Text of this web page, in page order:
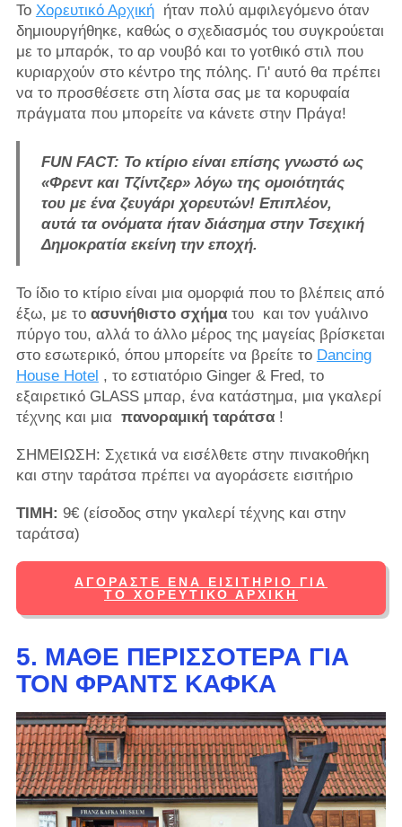
Το Χορευτικό Αρχικήήταν πολύ αμφιλεγόμενο όταν
δημιουργήθηκε, καθώς ο σχεδιασμός του συγκρούεται
με το μπαρόκ, το αρ νουβό και το γοτθικό στιλ που
κυριαρχούν στο κέντρο της πόλης. Γι' αυτό θα πρέπει
να το προσθέσετε στη λίστα σας με τα κορυφαία
πράγματα που μπορείτε να κάνετε στην Πράγα!
FUN FACT: Το κτίριο είναι επίσης γνωστό ως
«Φρεντ και Τζίντζερ» λόγω της ομοιότητάς
του με ένα ζευγάρι χορευτών! Επιπλέον,
αυτά τα ονόματα ήταν διάσημα στην Τσεχική
Δημοκρατία εκείνη την εποχή.
Το ίδιο το κτίριο είναι μια ομορφιά που το βλέπεις από
έξω, με το ασυνήθιστο σχήματου και τον γυάλινο
πύργο του, αλλά το άλλο μέρος της μαγείας βρίσκεται
στο εσωτερικό, όπου μπορείτε να βρείτε το Dancing
House Hotel , το εστιατόριο Ginger & Fred, το
εξαιρετικό GLASS μπαρ, ένα κατάστημα, μια γκαλερί
τέχνης και μια πανοραμική ταράτσα!
ΣΗΜΕΙΩΣΗ: Σχετικά να εισέλθετε στην πινακοθήκη
και στην ταράτσα πρέπει να αγοράσετε εισιτήριο
ΤΙΜΗ: 9€ (είσοδος στην γκαλερί τέχνης και στην
ταράτσα)
ΑΓΟΡΆΣΤΕ ΈΝΑ ΕΙΣΙΤΉΡΙΟ ΓΙΑ
ΤΟ ΧΟΡΕΥΤΙΚΌ ΑΡΧΙΚΉ
5. ΜΆΘΕ ΠΕΡΙΣΣΌΤΕΡΑ ΓΙΑ
ΤΟΝ ΦΡΑΝΤΣ ΚΆΦΚΑ